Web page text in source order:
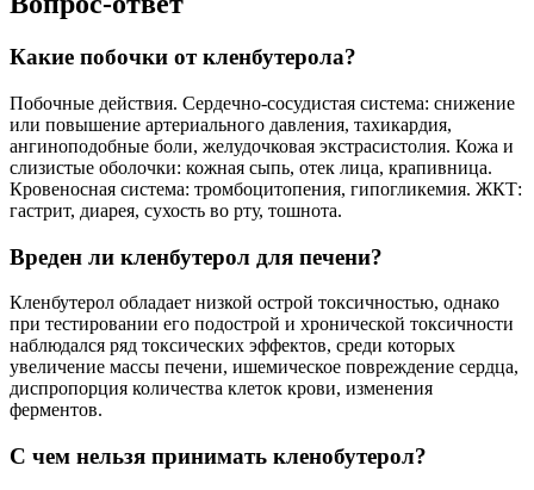
Какие побочки от кленбутерола?
Побочные действия. Сердечно-сосудистая система: снижение
или повышение артериального давления, тахикардия,
ангиноподобные боли, желудочковая экстрасистолия. Кожа и
слизистые оболочки: кожная сыпь, отек лица, крапивница.
Кровеносная система: тромбоцитопения, гипогликемия. ЖКТ:
гастрит, диарея, сухость во рту, тошнота.
Вреден ли кленбутерол для печени?
Кленбутерол обладает низкой острой токсичностью, однако
при тестировании его подострой и хронической токсичности
наблюдался ряд токсических эффектов, среди которых
увеличение массы печени, ишемическое повреждение сердца,
диспропорция количества клеток крови, изменения
ферментов.
С чем нельзя принимать кленобутерол?